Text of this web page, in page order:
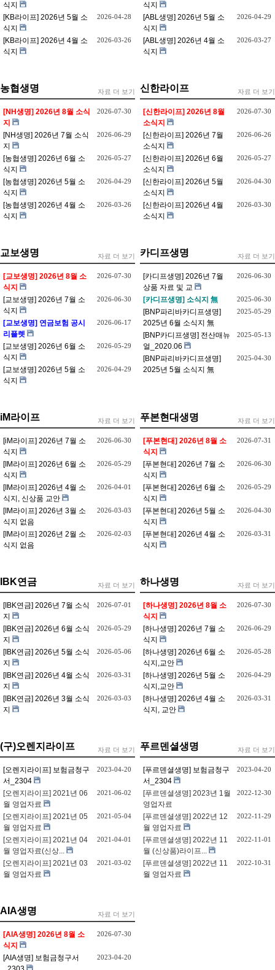
식지
[KB라이프] 2026년 5월 소
식지
2026-04-28
[KB라이프] 2026년 4월 소
식지
2026-03-26
식지
[ABL생명] 2026년 5월 소
식지
2026-04-29
[ABL생명] 2026년 4월 소
식지
2026-03-27
농협생명 자료 더 보기
[NH생명] 2026년 8월 소식
지
2026-07-30
[NH생명] 2026년 7월 소식
지
2026-06-29
[농협생명] 2026년 6월 소
식지
2026-05-27
[농협생명] 2026년 5월 소
식지
2026-04-29
[농협생명] 2026년 4월 소
식지
2026-03-26
신한라이프 자료 더 보기
[신한라이프] 2026년 8월
소식지
2026-07-30
[신한라이프] 2026년 7월
소식지
2026-06-26
[신한라이프] 2026년 6월
소식지
2026-05-27
[신한라이프] 2026년 5월
소식지
2026-04-30
[신한라이프] 2026년 4월
소식지
2026-03-30
카디프생명 자료 더 보기
[카디프생명] 2026년 7월
상품 자료 및 교
2026-06-30
[카디프생명] 소식지 無 2025-06-30
[BNP파리바카디프생명]
2025년 6월 소식지 無
2025-05-29
[BNP카디프생명] 전산매뉴
얼_2020.06
2025-05-13
[BNP파리바카디프생명]
2025년 5월 소식지 無
2025-04-30
교보생명 자료 더 보기
[교보생명] 2026년 8월 소
식지
2026-07-30
[교보생명] 2026년 7월 소
식지
2026-06-30
[교보생명] 연금보험 공시
리플렛
2026-06-17
[교보생명] 2026년 6월 소
식지
2026-05-29
[교보생명] 2026년 5월 소
식지
2026-04-29
iM라이프 자료 더 보기
[iM라이프] 2026년 7월 소
식지
2026-06-30
[IM라이프] 2026년 6월 소
식지
2026-05-29
[IM라이프] 2026년 4월 소
식지, 신상품 교안
2026-04-01
[IM라이프] 2026년 3월 소
식지 없음
2026-03-03
[IM라이프] 2026년 2월 소
식지 없음
2026-02-03
푸본현대생명 자료 더 보기
[푸본현대] 2026년 8월 소
식지
2026-07-31
[푸본현대] 2026년 7월 소
식지
2026-06-30
[푸본현대] 2026년 6월 소
식지
2026-05-29
[푸본현대] 2026년 5월 소
식지
2026-04-30
[푸본현대] 2026년 4월 소
식지
2026-03-31
IBK연금 자료 더 보기
[IBK연금] 2026년 7월 소식
지
2026-07-01
[IBK연금] 2026년 6월 소식
지
2026-05-29
[IBK연금] 2026년 5월 소식
지
2026-05-06
[IBK연금] 2026년 4월 소식
지
2026-03-31
[IBK연금] 2026년 3월 소식
지
2026-03-03
하나생명 자료 더 보기
[하나생명] 2026년 8월 소
식지
2026-07-30
[하나생명] 2026년 7월 소
식지
2026-06-29
[하나생명] 2026년 6월 소
식지,교안
2026-05-28
[하나생명] 2026년 5월 소
식지,교안
2026-04-29
[하나생명] 2026년 4월 소
식지, 교안
2026-03-31
(구)오렌지라이프 자료 더 보기
[오렌지라이프] 보험금청구
서_2304
2023-04-20
[오렌지라이프] 2021년 06
월 영업자료
2021-06-02
[오렌지라이프] 2021년 05
월 영업자료
2021-05-04
[오렌지라이프] 2021년 04
월 영업자료(신상...
2021-04-01
[오렌지라이프] 2021년 03
월 영업자료
2021-03-02
푸르덴셜생명 자료 더 보기
[푸르덴셜생명] 보험금청구
서_2304
2023-04-20
[푸르덴셜생명] 2023년 1월
영업자료
2022-12-30
[푸르덴셜생명] 2022년 12
월 영업자료
2022-11-29
[푸르덴셜생명] 2022년 11
월 (신상품)라이프...
2022-11-01
[푸르덴셜생명] 2022년 11
월 영업자료
2022-10-31
AIA생명 자료 더 보기
[AIA생명] 2026년 8월 소
식지
2026-07-30
[AIA생명] 보험금청구서
2023-04-20